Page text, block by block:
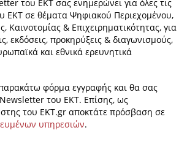
του ΕΚΤ σας ενημερώνει για όλες τις
ΕΚΤ σε θέματα Ψηφιακού Περιεχομένου,
Καινοτομίας & Επιχειρηματικότητας, για
εκδόσεις, προκηρύξεις & διαγωνισμούς,
και εθνικά ερευνητικά
φόρμα εγγραφής και θα σας
του ΕΚΤ. Επίσης, ως
του EKT.gr αποκτάτε πρόσβαση σε
υπηρεσιών.